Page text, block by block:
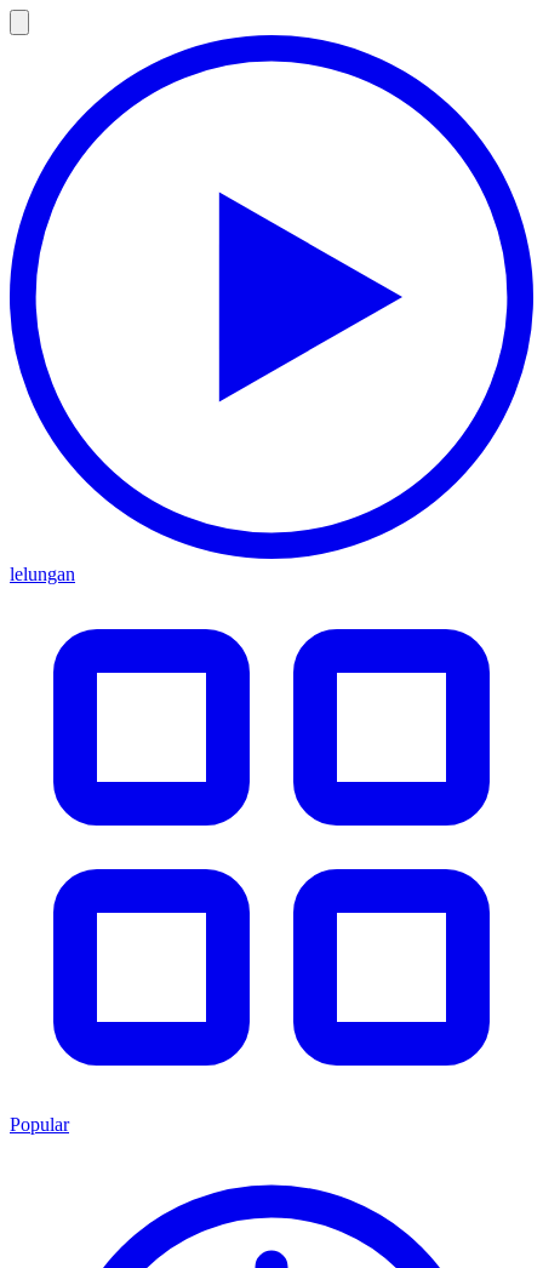
lelungan
Popular